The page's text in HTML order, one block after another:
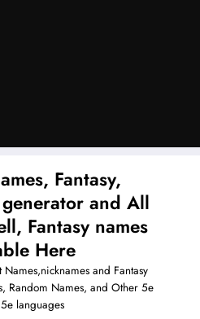
Fantasy,
and All
Fantasy names
Here
and Fantasy
Random Names, and Other 5e
languages